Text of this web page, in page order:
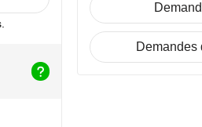
Demandes